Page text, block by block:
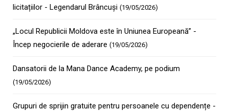
licitațiilor - Legendarul Brâncuși (19/05/2026)
„Locul Republicii Moldova este în Uniunea Europeană” -
Încep negocierile de aderare (19/05/2026)
Dansatorii de la Mana Dance Academy, pe podium
(19/05/2026)
Grupuri de sprijin gratuite pentru persoanele cu dependențe -